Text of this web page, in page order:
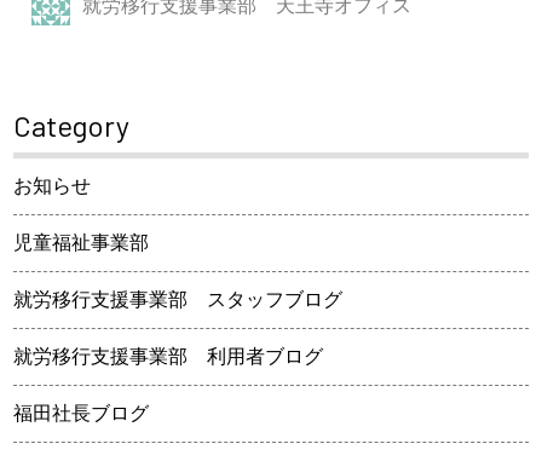
Category
お知らせ
児童福祉事業部
就労移行支援事業部 スタッフブログ
就労移行支援事業部 利用者ブログ
福田社長ブログ
就労移行支援事業部 天王寺オフィス